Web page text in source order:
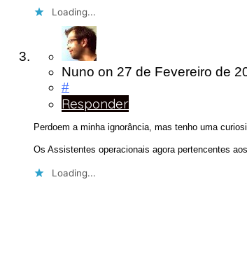
Loading...
Nuno on 27 de Fevereiro de
#
Responder
Perdoem a minha ignorância, mas tenho uma
Os Assistentes operacionais agora pertencentes
Loading...